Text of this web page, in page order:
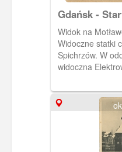
Gdańsk -
Widok na
Widoczne statki
Spichrzów. W
widoczna
Żuraw.